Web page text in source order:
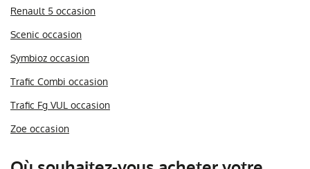
Renault 5 occasion
Scenic occasion
Symbioz occasion
Trafic Combi occasion
Trafic Fg VUL occasion
Zoe occasion